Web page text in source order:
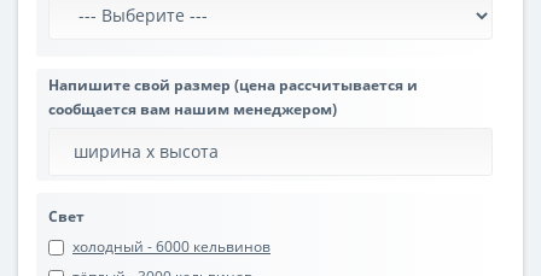
Напишите свой размер (цена рассчитывается и
сообщается вам нашим менеджером)
Свет
холодный - 6000 кельвинов